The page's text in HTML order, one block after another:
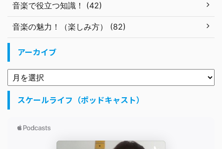
音楽で役立つ知識！ (42)
音楽の魅力！（楽しみ方） (82)
アーカイブ
スケールライフ（ポッドキャスト）